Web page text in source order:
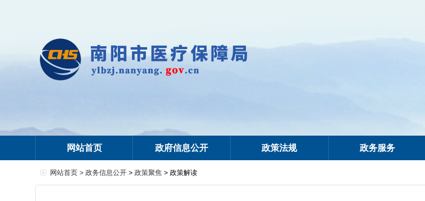
网站首页 政府信息公开 政策法规 政务服务
网站首页 > 政务信息公开 > 政策聚焦 > 政策解读